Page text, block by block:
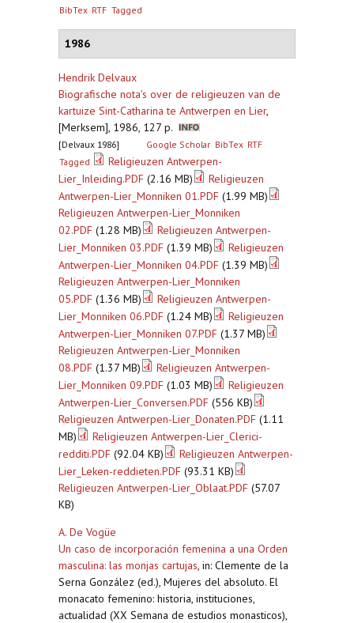
BibTex RTF Tagged
1986
Hendrik Delvaux
Biografische nota's over de religieuzen van de
kartuize Sint-Catharina te Antwerpen en Lier,
[Merksem], 1986, 127 p.
[Delvaux 1986] Google Scholar BibTex RTF
Tagged
Religieuzen Antwerpen-
Lier_Inleiding.PDF (2.16 MB)
Religieuzen
Antwerpen-Lier_Monniken 01.PDF (1.99 MB)
Religieuzen Antwerpen-Lier_Monniken
02.PDF (1.28 MB)
Religieuzen Antwerpen-
Lier_Monniken 03.PDF (1.39 MB)
Religieuzen
Antwerpen-Lier_Monniken 04.PDF (1.39 MB)
Religieuzen Antwerpen-Lier_Monniken
05.PDF (1.36 MB)
Religieuzen Antwerpen-
Lier_Monniken 06.PDF (1.24 MB)
Religieuzen
Antwerpen-Lier_Monniken 07.PDF (1.37 MB)
Religieuzen Antwerpen-Lier_Monniken
08.PDF (1.37 MB)
Religieuzen Antwerpen-
Lier_Monniken 09.PDF (1.03 MB)
Religieuzen
Antwerpen-Lier_Conversen.PDF (556 KB)
Religieuzen Antwerpen-Lier_Donaten.PDF (1.11
MB)
Religieuzen Antwerpen-Lier_Clerici-
redditi.PDF (92.04 KB)
Religieuzen Antwerpen-
Lier_Leken-reddieten.PDF (93.31 KB)
Religieuzen Antwerpen-Lier_Oblaat.PDF (57.07
KB)
A. De Vogüe
Un caso de incorporación femenina a una Orden
masculina: las monjas cartujas, in: Clemente de la
Serna González (ed.), Mujeres del absoluto. El
monacato femenino: historia, instituciones,
actualidad (XX Semana de estudios monasticos),